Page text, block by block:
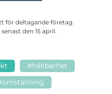
för deltagande företag.
den 15 april.
#hållbarhet